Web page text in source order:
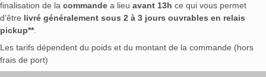
finalisation de la commande a lieu avant 13h ce qui vous permet
d’être livré généralement sous 2 à 3 jours ouvrables en relais
pickup**.
Les tarifs dépendent du poids et du montant de la commande (hors
frais de port)